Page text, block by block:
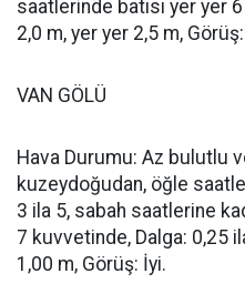
saatlerinde batısı yer yer
2,0 m, yer yer 2,5 m,
VAN GÖLÜ
Hava Durumu: Az bulutlu
kuzeydoğudan, öğle
3 ila 5, sabah saatlerine
7 kuvvetinde, Dalga: 0,25
1,00 m, Görüş: İyi.